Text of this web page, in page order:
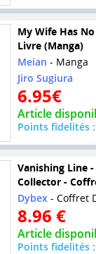
My Wife Has
Livre (Manga)
Meian - Manga
Jiro Sugiura
6.95€
Article
Points fidelités
Vanishing Line
Collector -
Dybex - Coffret
8.96 €
Article
Points fidelités